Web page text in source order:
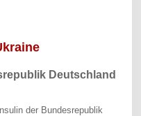
Deutschland
der Bundesrepublik